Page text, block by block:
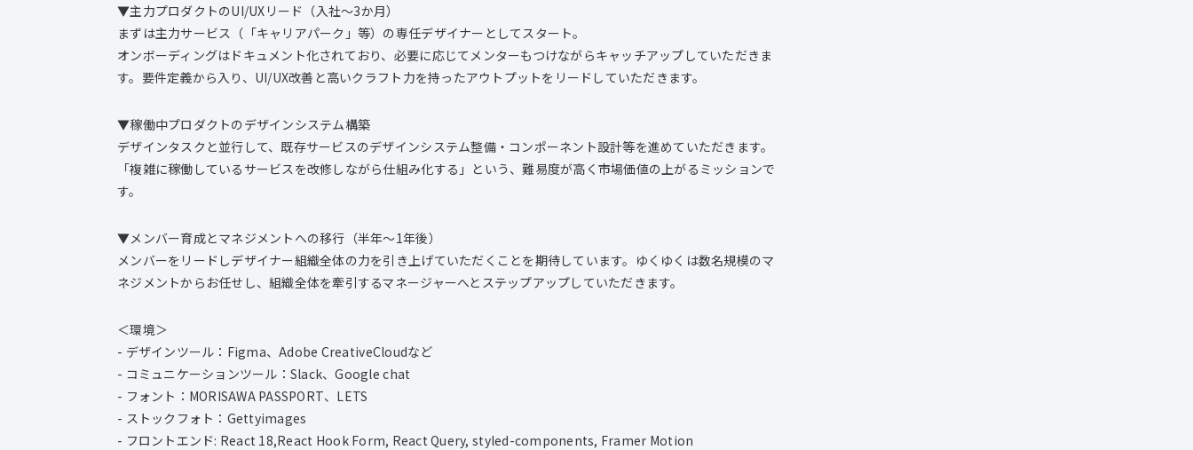
▼主力プロダクトのUI/UXリード（入社〜3か月）
まずは主力サービス（「キャリアパーク」等）の専任デザイナーとしてスタート。
オンボーディングはドキュメント化されており、必要に応じてメンターもつけながらキャッチアップしていただきま
す。要件定義から入り、UI/UX改善と高いクラフト力を持ったアウトプットをリードしていただきます。
▼稼働中プロダクトのデザインシステム構築
デザインタスクと並行して、既存サービスのデザインシステム整備・コンポーネント設計等を進めていただきます。
「複雑に稼働しているサービスを改修しながら仕組み化する」という、難易度が高く市場価値の上がるミッションで
す。
▼メンバー育成とマネジメントへの移行（半年〜1年後）
メンバーをリードしデザイナー組織全体の力を引き上げていただくことを期待しています。ゆくゆくは数名規模のマ
ネジメントからお任せし、組織全体を牽引するマネージャーへとステップアップしていただきます。
＜環境＞
- デザインツール：Figma、Adobe CreativeCloudなど
- コミュニケーションツール：Slack、Google chat
- フォント：MORISAWA PASSPORT、LETS
- ストックフォト：Gettyimages
- フロントエンド: React 18,React Hook Form, React Query, styled-components, Framer Motion